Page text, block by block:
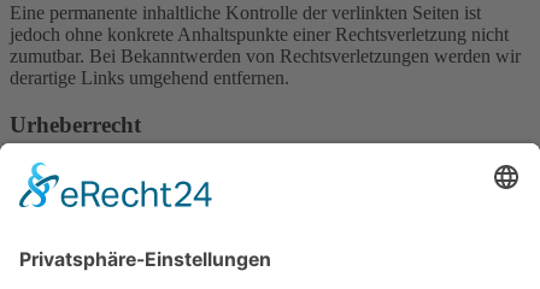
Eine permanente inhaltliche Kontrolle der verlinkten Seiten ist
jedoch ohne konkrete Anhaltspunkte einer Rechtsverletzung nicht
zumutbar. Bei Bekanntwerden von Rechtsverletzungen werden wir
derartige Links umgehend entfernen.
Urheberrecht
Die durch die Seitenbetreiber erstellten Inhalte und Werke auf diesen
Seiten unterliegen dem deutschen Urheberrecht. Die
Vervielfältigung, Bearbeitung, Verbreitung und jede Art der
schriftlichen Zustimmung des jeweiligen Autors bzw. Erstellers.